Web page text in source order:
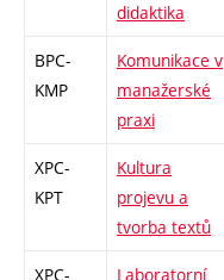
didaktika
BPC-
KMP
Komunikace v
manažerské
praxi
XPC-
KPT
Kultura
projevu a
tvorba textů
XPC-
Laboratorní